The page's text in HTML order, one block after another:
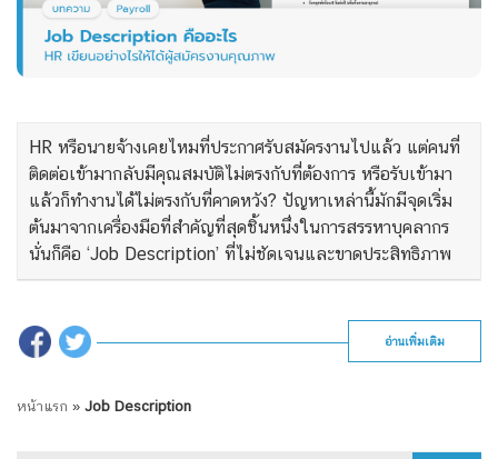
HR หรือนายจ้างเคยไหมที่ประกาศรับสมัครงานไปแล้ว แต่คนที่
ติดต่อเข้ามากลับมีคุณสมบัติไม่ตรงกับที่ต้องการ หรือรับเข้ามา
แล้วก็ทำงานได้ไม่ตรงกับที่คาดหวัง? ปัญหาเหล่านี้มักมีจุดเริ่ม
ต้นมาจากเครื่องมือที่สำคัญที่สุดชิ้นหนึ่งในการสรรหาบุคลากร
นั่นก็คือ ‘Job Description’ ที่ไม่ชัดเจนและขาดประสิทธิภาพ
อ่านเพิ่มเติม
หน้าแรก » Job Description